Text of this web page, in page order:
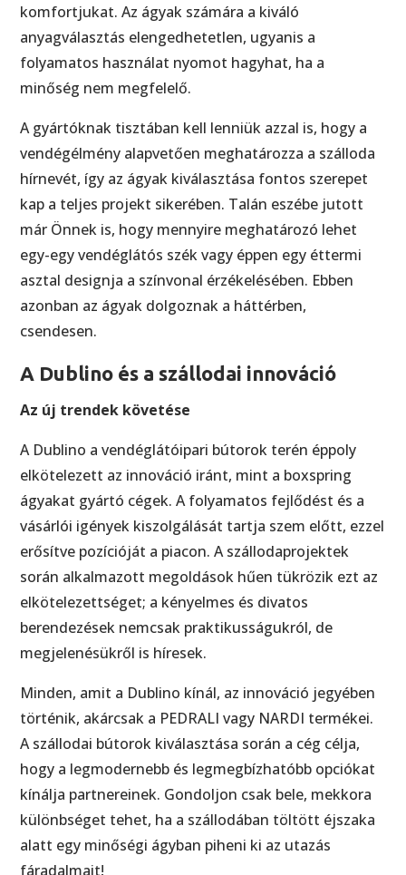
komfortjukat. Az ágyak számára a kiváló
anyagválasztás elengedhetetlen, ugyanis a
folyamatos használat nyomot hagyhat, ha a
minőség nem megfelelő.
A gyártóknak tisztában kell lenniük azzal is, hogy a
vendégélmény alapvetően meghatározza a szálloda
hírnevét, így az ágyak kiválasztása fontos szerepet
kap a teljes projekt sikerében. Talán eszébe jutott
már Önnek is, hogy mennyire meghatározó lehet
egy-egy vendéglátós szék vagy éppen egy éttermi
asztal designja a színvonal érzékelésében. Ebben
azonban az ágyak dolgoznak a háttérben,
csendesen.
A Dublino és a szállodai innováció
Az új trendek követése
A Dublino a vendéglátóipari bútorok terén éppoly
elkötelezett az innováció iránt, mint a boxspring
ágyakat gyártó cégek. A folyamatos fejlődést és a
vásárlói igények kiszolgálását tartja szem előtt, ezzel
erősítve pozícióját a piacon. A szállodaprojektek
során alkalmazott megoldások hűen tükrözik ezt az
elkötelezettséget; a kényelmes és divatos
berendezések nemcsak praktikusságukról, de
megjelenésükről is híresek.
Minden, amit a Dublino kínál, az innováció jegyében
történik, akárcsak a PEDRALI vagy NARDI termékei.
A szállodai bútorok kiválasztása során a cég célja,
hogy a legmodernebb és legmegbízhatóbb opciókat
kínálja partnereinek. Gondoljon csak bele, mekkora
különbséget tehet, ha a szállodában töltött éjszaka
alatt egy minőségi ágyban piheni ki az utazás
fáradalmait!